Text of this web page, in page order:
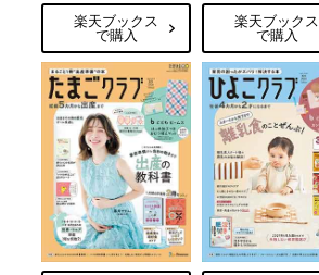
楽天ブックス
で購入
楽天ブックス
で購入